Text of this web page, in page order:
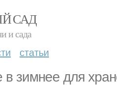
САД
и сада
статьи
в зимнее для